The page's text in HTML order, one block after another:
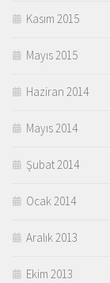
Kasım 2015
Mayıs 2015
Haziran 2014
Mayıs 2014
Şubat 2014
Ocak 2014
Aralık 2013
Ekim 2013